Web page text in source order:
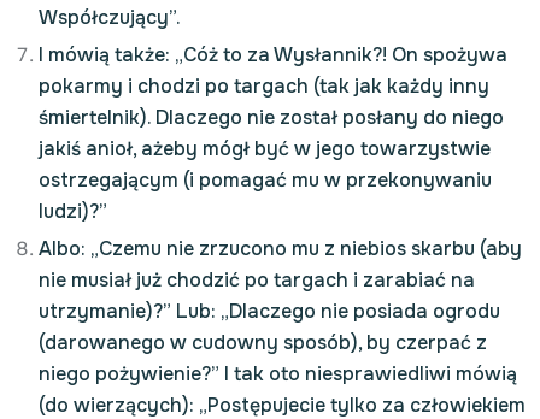
Współczujący”.
I mówią także: „Cóż to za Wysłannik?! On spożywa
pokarmy i chodzi po targach (tak jak każdy inny
śmiertelnik). Dlaczego nie został posłany do niego
jakiś anioł, ażeby mógł być w jego towarzystwie
ostrzegającym (i pomagać mu w przekonywaniu
ludzi)?”
Albo: „Czemu nie zrzucono mu z niebios skarbu (aby
nie musiał już chodzić po targach i zarabiać na
utrzymanie)?” Lub: „Dlaczego nie posiada ogrodu
(darowanego w cudowny sposób), by czerpać z
niego pożywienie?” I tak oto niesprawiedliwi mówią
(do wierzących): „Postępujecie tylko za człowiekiem